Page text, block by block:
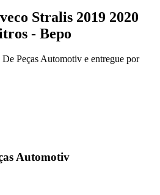
Stralis 2019 2020
- Bepo
Peças Automotiv e entregue por
Automotiv